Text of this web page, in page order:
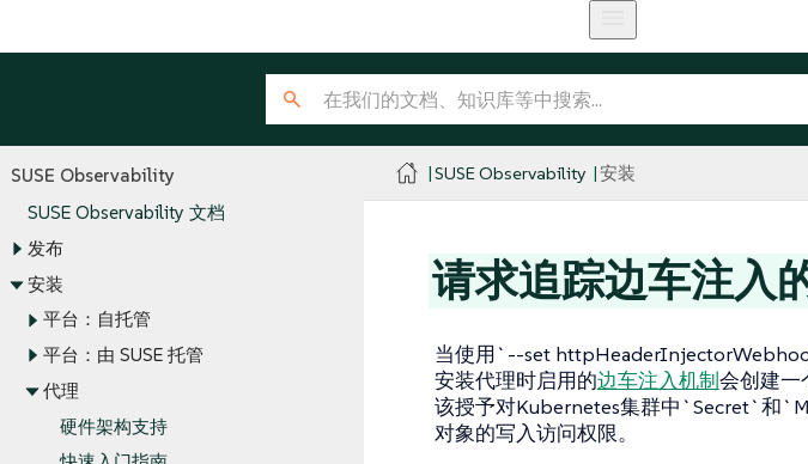
SUSE Observability
SUSE Observability 文档
发布
安装
平台：自托管
平台：由 SUSE 托管
代理
硬件架构支持
SUSE Observability 安装
请求追踪边车注入
当使用`--set
安装代理时启用的边车注入机制会创建一
该授予对Kubernetes集群中`Secret`和
对象的写入访问权限。